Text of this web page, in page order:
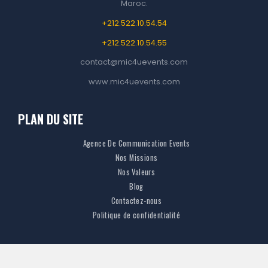
o
k
r
a
p
p
I
n
Maroc.
+212.522.10.54.54
+212.522.10.54.55
contact@mic4uevents.com
www.mic4uevents.com
PLAN DU SITE
Agence De Communication Events
Nos Missions
Nos Valeurs
Blog
Contactez-nous
Politique de confidentialité